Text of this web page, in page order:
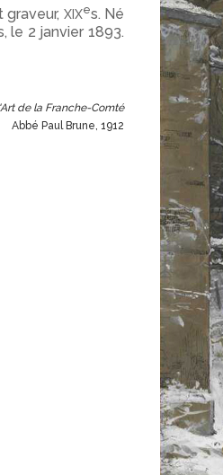
graveur, xixes. Né
le 2 janvier 1893.
de la Franche-Comté
Abbé Paul Brune, 1912